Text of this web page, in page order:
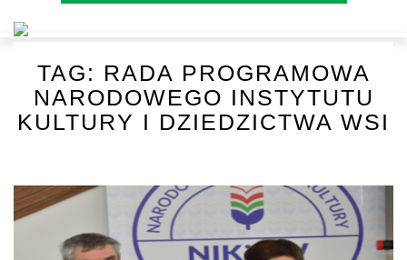
TAG: RADA PROGRAMOWA
NARODOWEGO INSTYTUTU
KULTURY I DZIEDZICTWA WSI